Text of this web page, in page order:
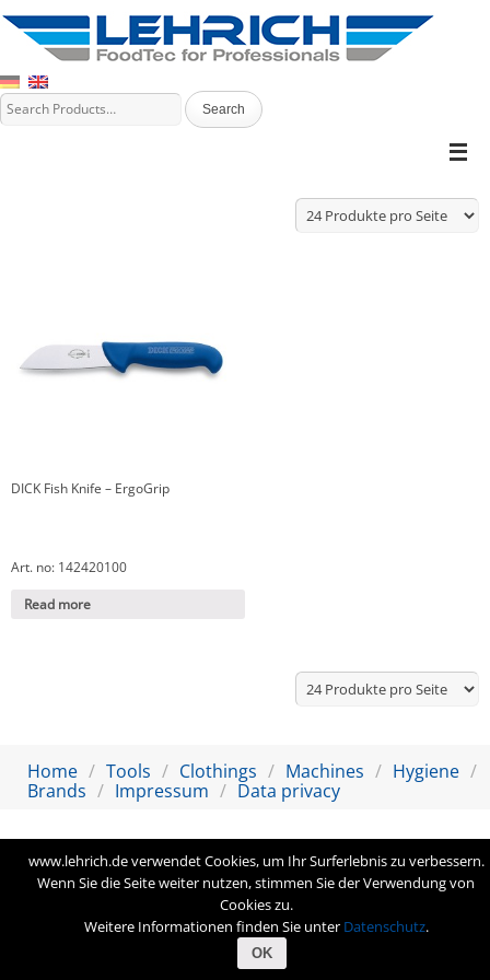
DICK Fish Knife – ErgoGrip
Art. no: 142420100
Read more
Home Tools Clothings Machines
Hygiene
Brands
Impressum Data privacy
www.lehrich.de verwendet Cookies, um Ihr Surferlebnis zu verbessern.
Wenn Sie die Seite weiter nutzen, stimmen Sie der Verwendung von
Cookies zu.
Weitere Informationen finden Sie unter Datenschutz.
OK